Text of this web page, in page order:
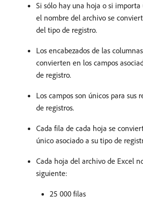
Si sólo hay una hoja o si importa
el nombre del archivo se
del tipo de registro.
Los encabezados de las
convierten en los campos
de registro.
Los campos son únicos para sus
de registros.
Cada fila de cada hoja se
único asociado a su tipo de
Cada hoja del archivo de Excel
siguiente:
25 000 filas